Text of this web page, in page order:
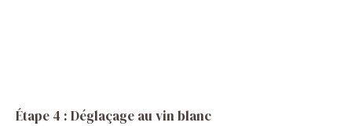
Étape 4 : Déglaçage au vin blanc